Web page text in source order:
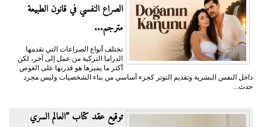
الصراع النفسي في قانون الطبيعة
مترجم...
تختلف أنواع الصراعات التي تقدمها
الدراما التركية من عمل إلى آخر، لكن
أكثر ما يميزها هو قدرتها على الغوص
داخل النفس البشرية وتقديم التوتر كجزء أساسي من بناء الشخصيات وليس مجرد
حدث...
توقيع عقد كتاب ”العالم السري